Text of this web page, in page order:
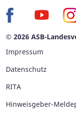
© 2026 ASB-
Impressum
Datenschutz
RITA
Hinweisgeber-